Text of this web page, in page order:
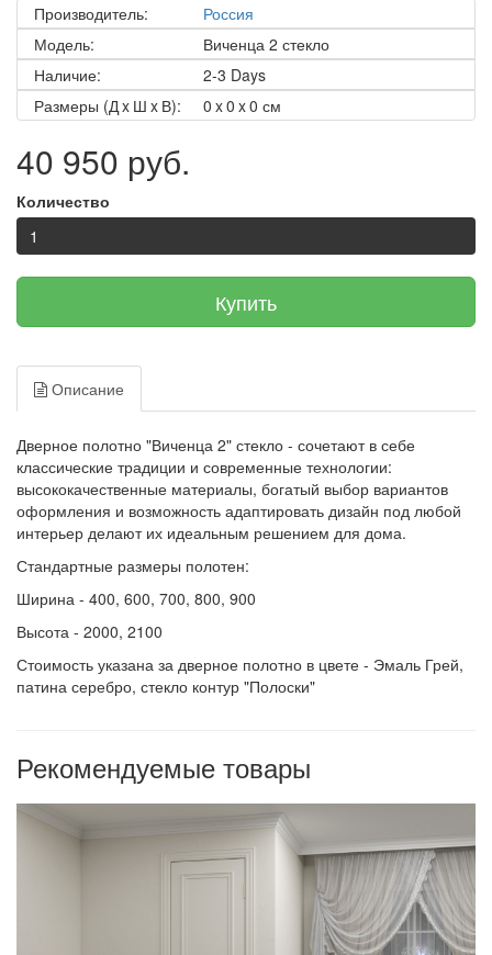
Производитель:
Россия
Модель:
Виченца 2 стекло
Наличие:
2-3 Days
Размеры (Д x Ш x В):
0 x 0 x 0 см
40 950 руб.
Количество
Купить
Описание
Дверное полотно "Виченца 2" стекло - сочетают в себе
классические традиции и современные технологии:
высококачественные материалы, богатый выбор вариантов
оформления и возможность адаптировать дизайн под любой
интерьер делают их идеальным решением для дома.
Стандартные размеры полотен:
Ширина - 400, 600, 700, 800, 900
Высота - 2000, 2100
Стоимость указана за дверное полотно в цвете - Эмаль Грей,
патина серебро, стекло контур "Полоски"
Рекомендуемые товары